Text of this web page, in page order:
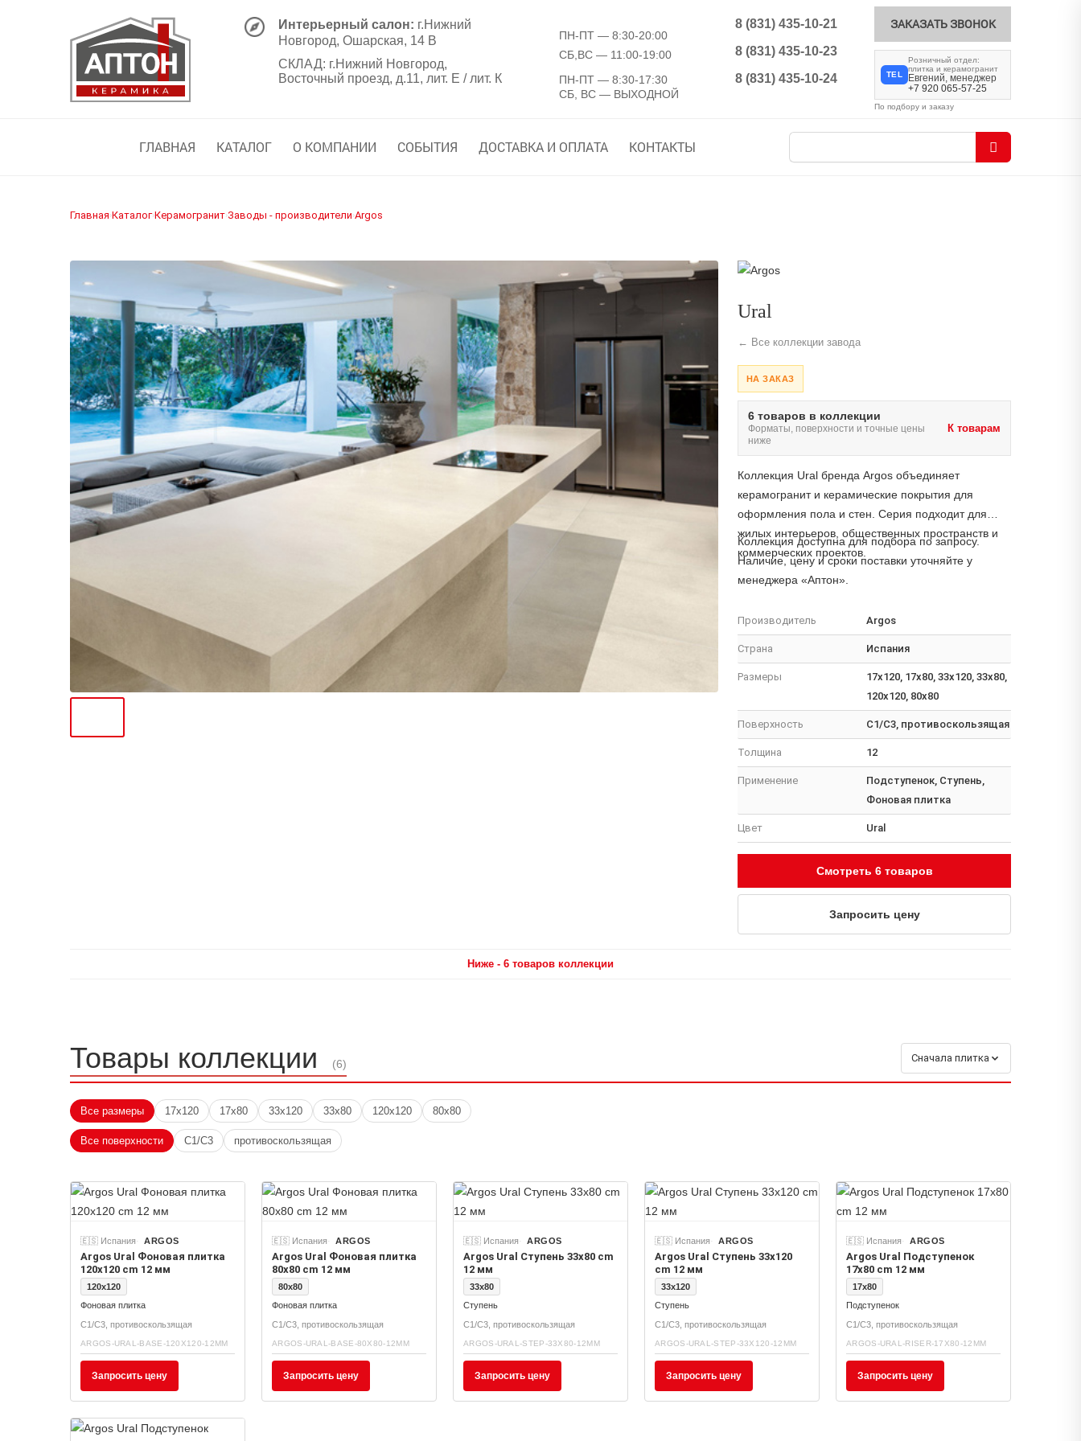
Интерьерный салон: г.Нижний
Новгород, Ошарская, 14 В
СКЛАД: г.Нижний Новгород,
Восточный проезд, д.11, лит. Е / лит. К
ПН-ПТ — 8:30-20:00
СБ,ВС — 11:00-19:00
ПН-ПТ — 8:30-17:30
СБ, ВС — ВЫХОДНОЙ
8 (831) 435-10-21
8 (831) 435-10-23
8 (831) 435-10-24
ЗАКАЗАТЬ ЗВОНОК
TEL
Розничный отдел:
плитка и керамогранит
Евгений, менеджер
+7 920 065-57-25
По подбору и заказу
ГЛАВНАЯ КАТАЛОГ О КОМПАНИИ СОБЫТИЯ ДОСТАВКА И ОПЛАТА КОНТАКТЫ
Главная›Каталог›Керамогранит›Заводы - производители›Argos
Ural
← Все коллекции завода
НА ЗАКАЗ
6 товаров в коллекции
Форматы, поверхности и точные цены
ниже
К товарам
Коллекция Ural бренда Argos объединяет
керамогранит и керамические покрытия для
оформления пола и стен. Серия подходит для
жилых интерьеров, общественных пространств и
коммерческих проектов.
Коллекция доступна для подбора по запросу.
Наличие, цену и сроки поставки уточняйте у
менеджера «Аптон».
Производитель Argos
Страна Испания
Размеры
17x120, 17x80, 33x120, 33x80,
120x120, 80x80
Поверхность C1/C3, противоскользящая
Толщина 12
Применение
Подступенок, Ступень,
Фоновая плитка
Цвет Ural
Смотреть 6 товаров
Запросить цену
Ниже - 6 товаров коллекции
Товары коллекции (6) Сначала плитка
Все размеры 17x120 17x80 33x120 33x80 120x120 80x80
Все поверхности C1/C3 противоскользящая
🇪🇸 Испания ARGOS
Argos Ural Фоновая плитка
120x120 cm 12 мм
120x120
Фоновая плитка
C1/C3, противоскользящая
ARGOS-URAL-BASE-120X120-12MM
Запросить цену
🇪🇸 Испания ARGOS
Argos Ural Фоновая плитка
80x80 cm 12 мм
80x80
Фоновая плитка
C1/C3, противоскользящая
ARGOS-URAL-BASE-80X80-12MM
Запросить цену
🇪🇸 Испания ARGOS
Argos Ural Ступень 33x80 cm
12 мм
33x80
Ступень
C1/C3, противоскользящая
ARGOS-URAL-STEP-33X80-12MM
Запросить цену
🇪🇸 Испания ARGOS
Argos Ural Ступень 33x120
cm 12 мм
33x120
Ступень
C1/C3, противоскользящая
ARGOS-URAL-STEP-33X120-12MM
Запросить цену
🇪🇸 Испания ARGOS
Argos Ural Подступенок
17x80 cm 12 мм
17x80
Подступенок
C1/C3, противоскользящая
ARGOS-URAL-RISER-17X80-12MM
Запросить цену